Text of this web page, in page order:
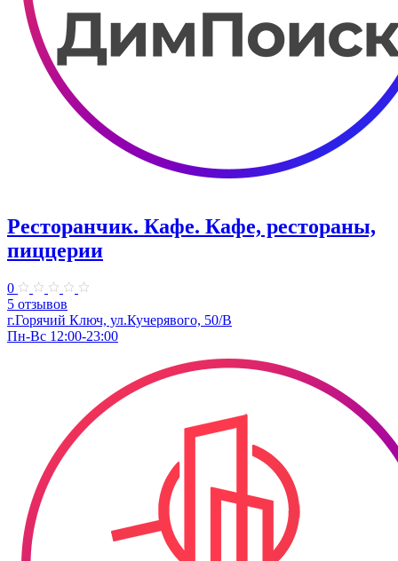
Ресторанчик. Кафе. Кафе, рестораны,
пиццерии
0
5 отзывов
г.Горячий Ключ, ул.Кучерявого, 50/В
Пн-Вс 12:00-23:00